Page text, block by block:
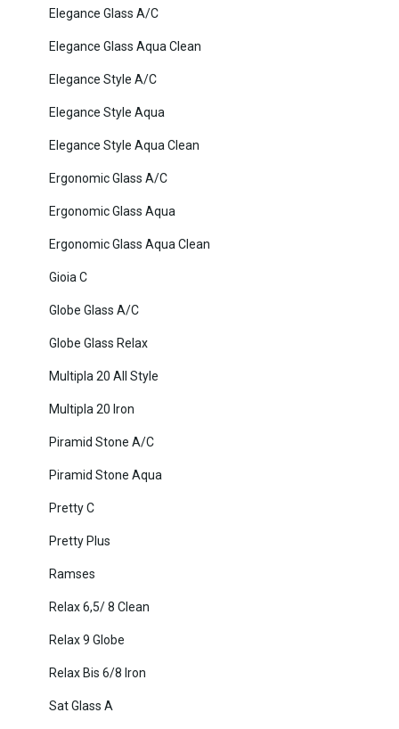
Elegance Glass A/C
Elegance Glass Aqua Clean
Elegance Style A/C
Elegance Style Aqua
Elegance Style Aqua Clean
Ergonomic Glass A/C
Ergonomic Glass Aqua
Ergonomic Glass Aqua Clean
Gioia C
Globe Glass A/C
Globe Glass Relax
Multipla 20 All Style
Multipla 20 Iron
Piramid Stone A/C
Piramid Stone Aqua
Pretty C
Pretty Plus
Ramses
Relax 6,5/ 8 Clean
Relax 9 Globe
Relax Bis 6/8 Iron
Sat Glass A